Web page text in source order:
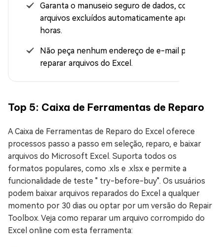
Garanta o manuseio seguro de dados, com
arquivos excluídos automaticamente após 24
horas.
Não peça nenhum endereço de e-mail para
reparar arquivos do Excel.
Top 5: Caixa de Ferramentas de Reparo
A Caixa de Ferramentas de Reparo do Excel oferece
processos passo a passo em seleção, reparo, e baixar
arquivos do Microsoft Excel. Suporta todos os
formatos populares, como .xls e .xlsx e permite a
funcionalidade de teste " try-before-buy". Os usuários
podem baixar arquivos reparados do Excel a qualquer
momento por 30 dias ou optar por um versão do Repair
Toolbox. Veja como reparar um arquivo corrompido do
Excel online com esta ferramenta: